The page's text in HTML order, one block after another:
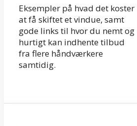
Eksempler på hvad det koster
at få skiftet et vindue, samt
gode links til hvor du nemt og
hurtigt kan indhente tilbud
fra flere håndværkere
samtidig.